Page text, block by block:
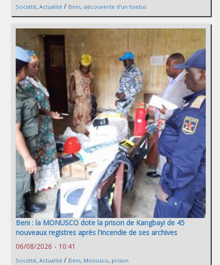
Société, Actualité / Beni, découverte d'un foetus
Beni : la MONUSCO dote la prison de Kangbayi de 45
nouveaux registres après l'incendie de ses archives
06/08/2026 - 10:41
Société, Actualité / Beni, Monusco, prison